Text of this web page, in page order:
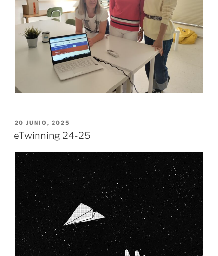
PUBLICADO
EL
20 JUNIO, 2025
eTwinning 24-25